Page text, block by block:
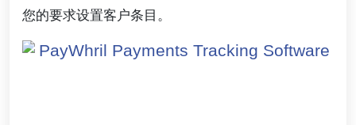
您的要求设置客户条目。